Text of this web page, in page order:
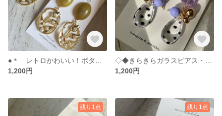
1,200円
1,200円
残り1点 残り1点